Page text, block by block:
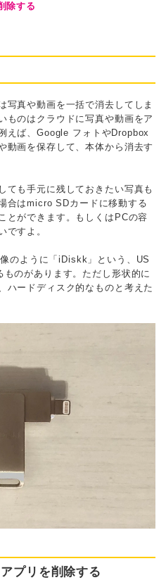
除する
写真や動画を一括で消去してしま
ものはクラウドに写真や動画をア
えば、Google フォトやDropbox
動画を保存して、本体から消去す
ても手元に残しておきたい写真も
合はmicro SDカードに移動する
とができます。もしくはPCの容
ですよ。
のように「iDiskk」という、US
のがあります。ただし形状的に
ハードディスク的なものと考えた
プリを削除する